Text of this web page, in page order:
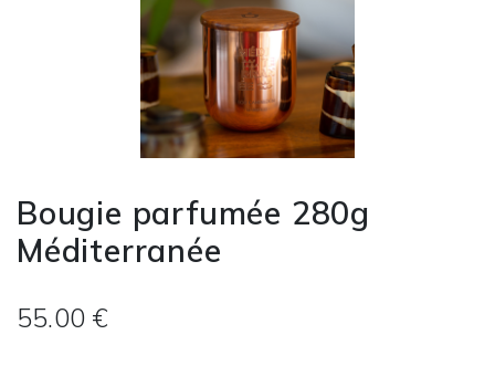
Bougie parfumée 280g
Méditerranée
55.00 €